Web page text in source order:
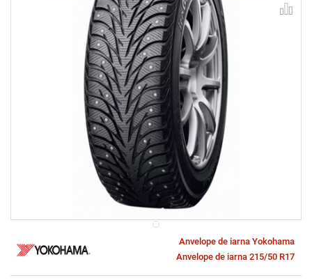
Anvelope de iarna Yokohama
Anvelope de iarna 215/50 R17